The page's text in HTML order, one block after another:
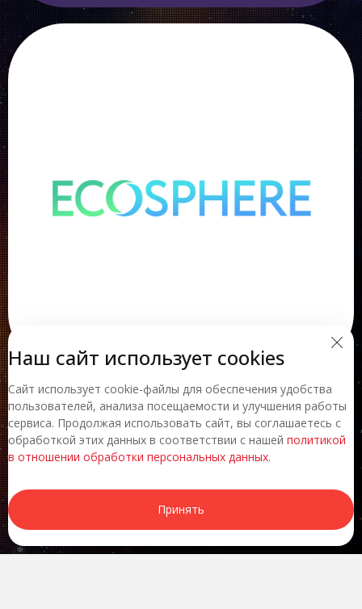
Наш сайт использует cookies
Сайт использует cookie-файлы для обеспечения удобства
пользователей, анализа посещаемости и улучшения работы
сервиса. Продолжая использовать сайт, вы соглашаетесь с
обработкой этих данных в соответствии с нашей политикой
в отношении обработки персональных данных.
Принять